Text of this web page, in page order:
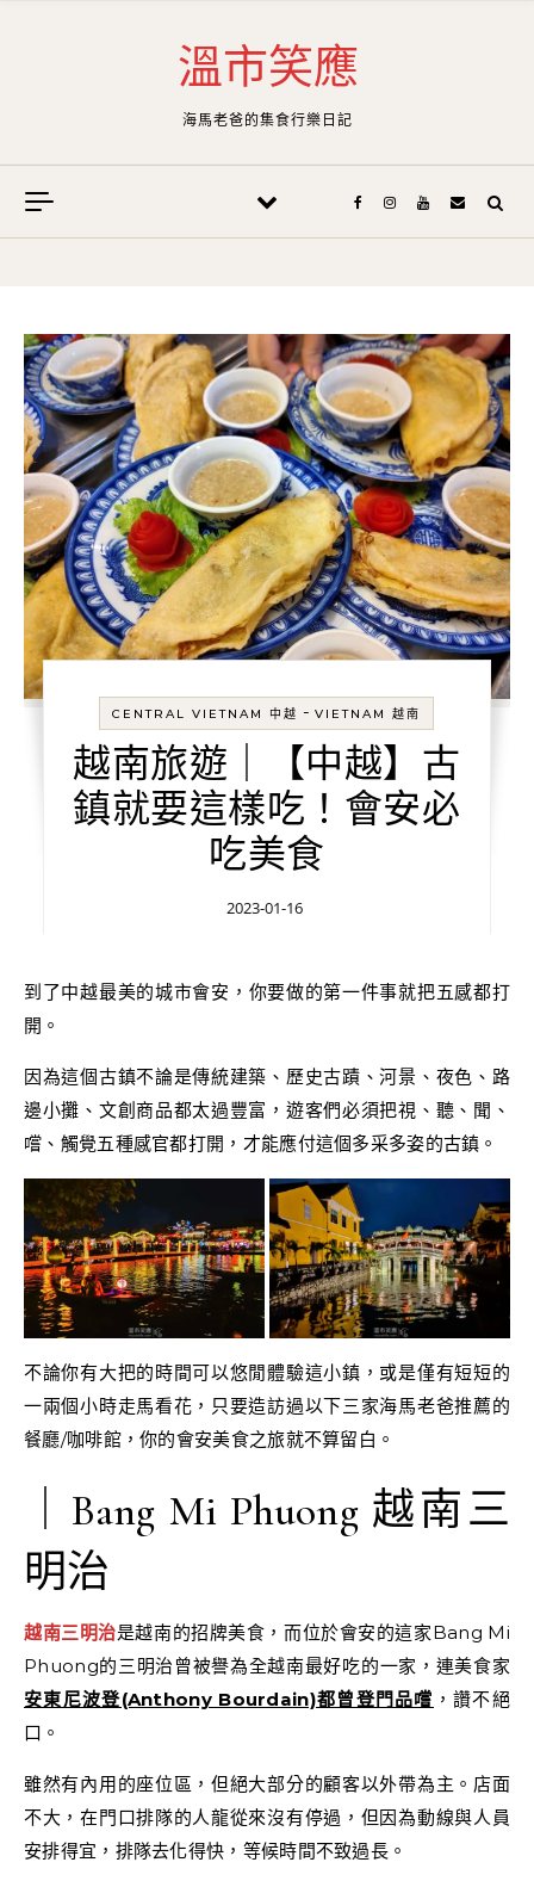
溫市笑應
海馬老爸的集食行樂日記
CENTRAL VIETNAM 中越 -VIETNAM 越南
越南旅遊｜【中越】古
鎮就要這樣吃！會安必
吃美食
2023-01-16
到了中越最美的城市會安，你要做的第一件事就把五感都打
開。
因為這個古鎮不論是傳統建築、歷史古蹟、河景、夜色、路
邊小攤、文創商品都太過豐富，遊客們必須把視、聽、聞、
嚐、觸覺五種感官都打開，才能應付這個多采多姿的古鎮。
不論你有大把的時間可以悠閒體驗這小鎮，或是僅有短短的
一兩個小時走馬看花，只要造訪過以下三家海馬老爸推薦的
餐廳/咖啡館，你的會安美食之旅就不算留白。
｜Bang Mi Phuong 越南三
明治
越南三明治是越南的招牌美食，而位於會安的這家Bang Mi
Phuong的三明治曾被譽為全越南最好吃的一家，連美食家
安東尼波登(Anthony Bourdain)都曾登門品嚐 ，讚不絕
口。
雖然有內用的座位區，但絕大部分的顧客以外帶為主。店面
不大，在門口排隊的人龍從來沒有停過，但因為動線與人員
安排得宜，排隊去化得快，等候時間不致過長。